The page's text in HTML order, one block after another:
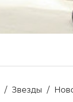
Звезды